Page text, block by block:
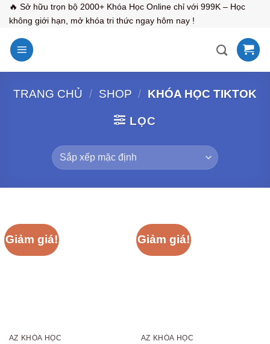
Bỏ
qua
nội
dung
🔥 Sở hữu trọn bộ 2000+ Khóa Học Online chỉ với 999K – Học
không giới hạn, mở khóa tri thức ngay hôm nay !
TRANG CHỦ / SHOP / KHÓA HỌC TIKTOK
LỌC
Giảm giá!
AZ KHÓA HỌC
Giảm giá!
AZ KHÓA HỌC